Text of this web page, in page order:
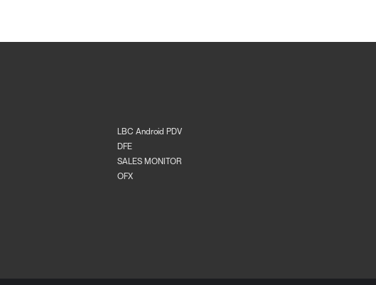
LBC Android PDV
DFE
SALES MONITOR
OFX